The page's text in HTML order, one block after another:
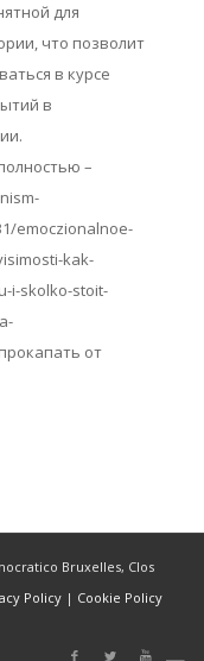
для
что позволит
в курсе
в
–
emoczionalnoe-
kak-
i-skolko-stoit-
от
Bruxelles, Clos
Policy| Cookie Policy